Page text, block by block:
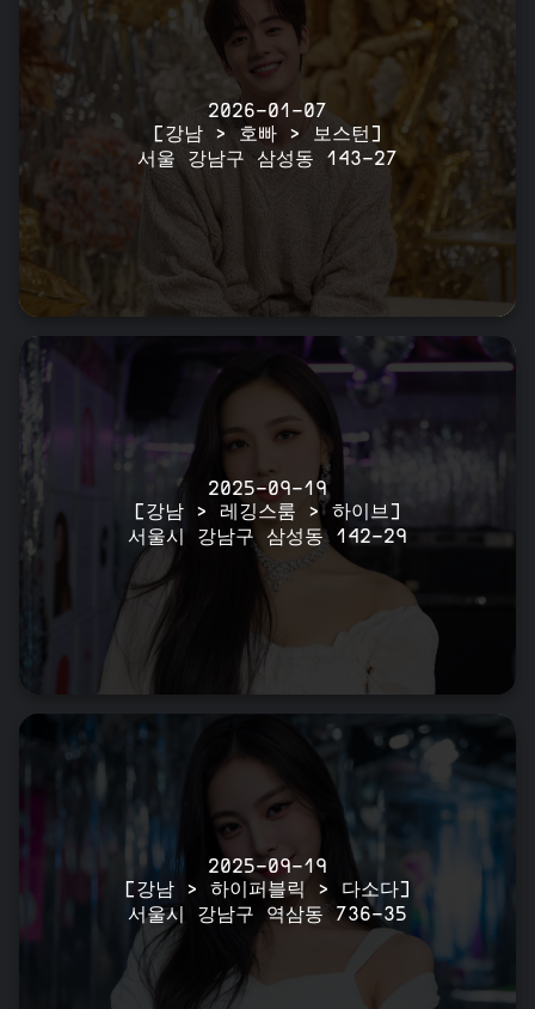
2026-01-07
[강남 > 호빠 > 보스턴]
서울 강남구 삼성동 143-27
2025-09-19
[강남 > 레깅스룸 > 하이브]
서울시 강남구 삼성동 142-29
2025-09-19
[강남 > 하이퍼블릭 > 다소다]
서울시 강남구 역삼동 736-35